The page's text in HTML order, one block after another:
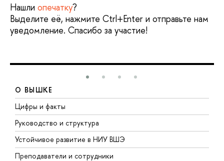
Нашли опечатку?
Выделите её, нажмите Ctrl+Enter и отправьте нам
уведомление. Спасибо за участие!
О ВЫШКЕ
Цифры и факты
Руководство и структура
Устойчивое развитие в НИУ ВШЭ
Преподаватели и сотрудники